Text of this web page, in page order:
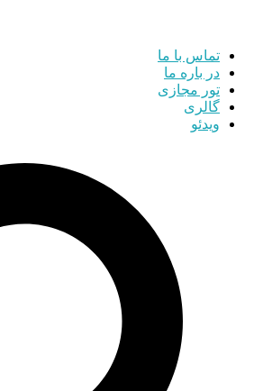
تماس با ما
در باره ما
تور مجازی
گالری
ویدئو